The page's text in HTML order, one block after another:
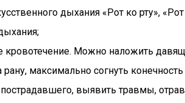
дыхания «Рот ко рту»,
кровотечение. Можно наложить
максимально согнуть конечность
выявить травмы,